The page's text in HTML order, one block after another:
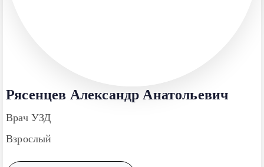
Рясенцев Александр Анатольевич
Врач УЗД
Взрослый